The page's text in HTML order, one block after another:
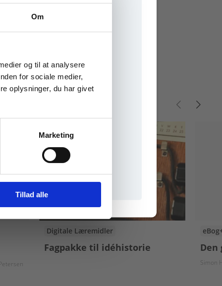
Om
og til at analysere
for sociale medier,
oplysninger, du har givet
Marketing
Tillad alle
Ulrik Juel Lavtsen
Digitale Læremidler
Fagpakke til idéhistorie Den
Simon
onlinematerialer